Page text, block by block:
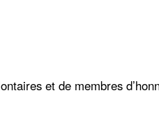
et de membres